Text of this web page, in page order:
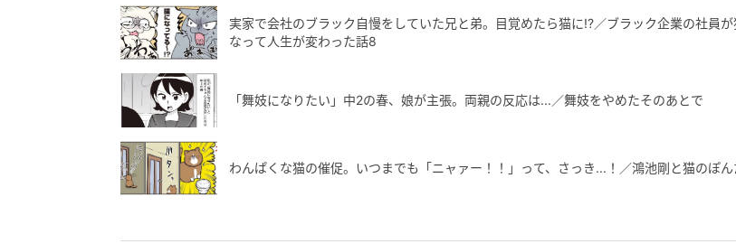
実家で会社のブラック自慢をしていた兄と弟。目覚めたら猫に!?／ブラック企業の社員が
なって人生が変わった話8
「舞妓になりたい」中2の春、娘が主張。両親の反応は...／舞妓をやめたそのあとで
わんぱくな猫の催促。いつまでも「ニャァー！！」って、さっき...！／鴻池剛と猫のぽ